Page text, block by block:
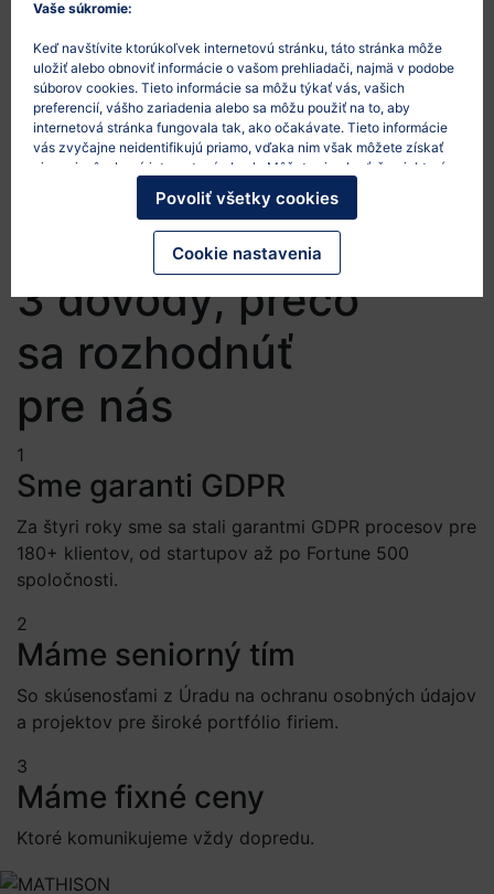
bolo najmä nastavenie podmienok spracúvanie
osobných údajov v súlade s nariadením GDPR a
zákonom o ochrane osobných údajov, nakoľko ide o
veľmi inovatívny a rýchlo sa rozvíjajúci projekt.
https://www.solved.fi/
Rozhovor s klientom
1
Sme garanti GDPR
Za štyri roky sme sa stali garantmi GDPR procesov pre
180+ klientov, od startupov až po Fortune 500
spoločnosti.
2
Máme seniorný tím
So skúsenosťami z Úradu na ochranu osobných údajov
a projektov pre široké portfólio firiem.
3
Máme fixné ceny
Ktoré komunikujeme vždy dopredu.
3 dôvody, prečo
sa rozhodnúť
pre nás
Vaše súkromie:
Keď navštívite ktorúkoľvek internetovú stránku, táto stránka môže
uložiť alebo obnoviť informácie o vašom prehliadači, najmä v podobe
súborov cookies. Tieto informácie sa môžu týkať vás, vašich
preferencií, vášho zariadenia alebo sa môžu použiť na to, aby
internetová stránka fungovala tak, ako očakávate. Tieto informácie
vás zvyčajne neidentifikujú priamo, vďaka nim však môžete získať
viac prispôsobený internetový obsah. Môžete si vybrať, že niektoré
typy súborov cookies nepovolíte. Po kliknutí na nadpisy rôznych
kategórií sa dozviete viac a zmeníte svoje predvolené nastavenia.
Mali by ste však vedieť, že blokovanie niektorých súborov cookies
môže ovplyvniť vašu skúsenosť so stránkou a služby, ktoré vám
Cookie nastavenia
Povoliť všetky cookies